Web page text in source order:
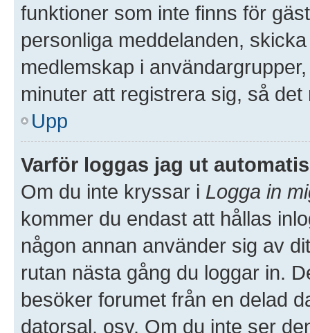
funktioner som inte finns för
personliga meddelanden,
medlemskap i
minuter att registrera sig, så
Upp
Varför loggas jag ut
Om du inte kryssar i Logga in
kommer du endast att hållas
någon annan använder sig av
rutan nästa gång du loggar in.
besöker forumet från en delad
datorsal, osv. Om du inte ser